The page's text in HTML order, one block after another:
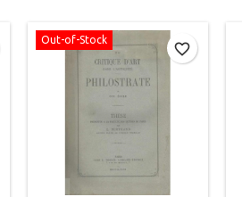
Out-of-Stock
favorite_border